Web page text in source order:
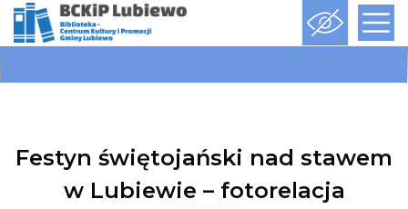
Festyn świętojański nad stawem
w Lubiewie – fotorelacja